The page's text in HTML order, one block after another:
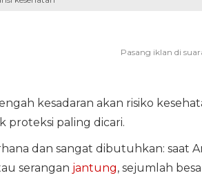
kesadaran akan risiko
proteksi paling dicari.
dan sangat dibutuhkan: saat
serangan jantung, sejumlah